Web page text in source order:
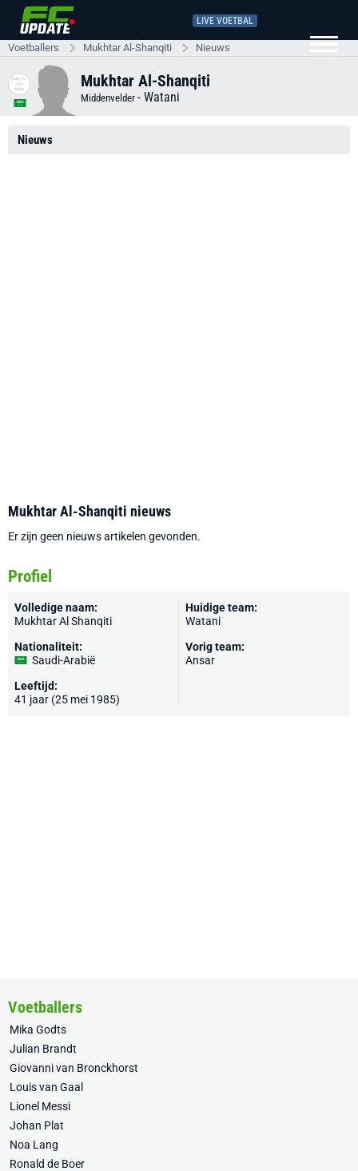
LIVE VOETBAL
Voetballers Mukhtar Al-Shanqiti Nieuws
Mukhtar Al-Shanqiti
Middenvelder - Watani
Nieuws
Mukhtar Al-Shanqiti nieuws
Er zijn geen nieuws artikelen gevonden.
Profiel
Volledige naam:
Mukhtar Al Shanqiti
Nationaliteit:
Saudi-Arabië
Leeftijd:
41 jaar (25 mei 1985)
Huidige team:
Watani
Vorig team:
Ansar
Voetballers
Mika Godts
Julian Brandt
Giovanni van Bronckhorst
Louis van Gaal
Lionel Messi
Johan Plat
Noa Lang
Ronald de Boer